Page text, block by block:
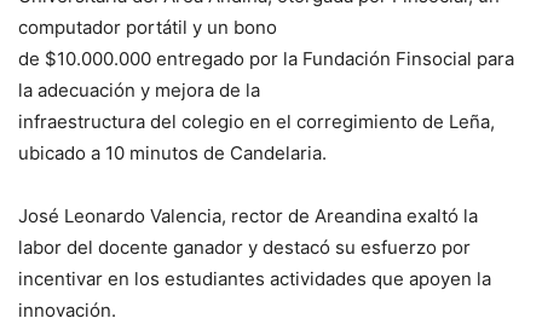
computador portátil y un bono
de $10.000.000 entregado por la Fundación Finsocial para
la adecuación y mejora de la
infraestructura del colegio en el corregimiento de Leña,
ubicado a 10 minutos de Candelaria.
José Leonardo Valencia, rector de Areandina exaltó la
labor del docente ganador y destacó su esfuerzo por
incentivar en los estudiantes actividades que apoyen la
innovación.